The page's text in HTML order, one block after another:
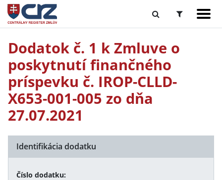
Dodatok č. 1 k Zmluve o
poskytnutí finančného
príspevku č. IROP-CLLD-
X653-001-005 zo dňa
27.07.2021
Identifikácia dodatku
Číslo dodatku: